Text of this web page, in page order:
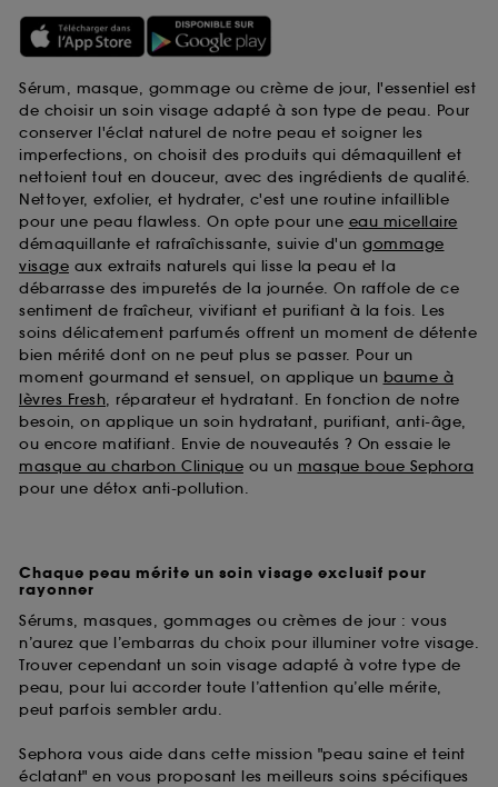
Sérum, masque, gommage ou crème de jour, l'essentiel est
de choisir un soin visage adapté à son type de peau. Pour
conserver l'éclat naturel de notre peau et soigner les
imperfections, on choisit des produits qui démaquillent et
nettoient tout en douceur, avec des ingrédients de qualité.
Nettoyer, exfolier, et hydrater, c'est une routine infaillible
pour une peau flawless. On opte pour une eau micellaire
démaquillante et rafraîchissante, suivie d'un gommage
visage aux extraits naturels qui lisse la peau et la
débarrasse des impuretés de la journée. On raffole de ce
sentiment de fraîcheur, vivifiant et purifiant à la fois. Les
soins délicatement parfumés offrent un moment de détente
bien mérité dont on ne peut plus se passer. Pour un
moment gourmand et sensuel, on applique un baume à
lèvres Fresh, réparateur et hydratant. En fonction de notre
besoin, on applique un soin hydratant, purifiant, anti-âge,
ou encore matifiant. Envie de nouveautés ? On essaie le
masque au charbon Clinique ou un masque boue Sephora
pour une détox anti-pollution.
Chaque peau mérite un soin visage exclusif pour
rayonner
Sérums, masques, gommages ou crèmes de jour : vous
n’aurez que l’embarras du choix pour illuminer votre visage.
Trouver cependant un soin visage adapté à votre type de
peau, pour lui accorder toute l’attention qu’elle mérite,
peut parfois sembler ardu.
Sephora vous aide dans cette mission "peau saine et teint
éclatant" en vous proposant les meilleurs soins spécifiques